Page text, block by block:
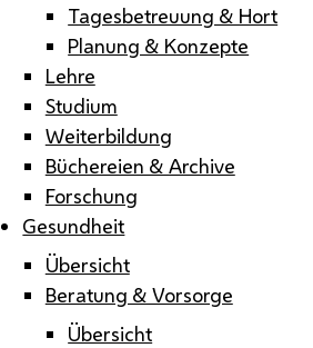
Tagesbetreuung & Hort
Planung & Konzepte
Lehre
Studium
Weiterbildung
Büchereien & Archive
Forschung
Gesundheit
Übersicht
Beratung & Vorsorge
Übersicht